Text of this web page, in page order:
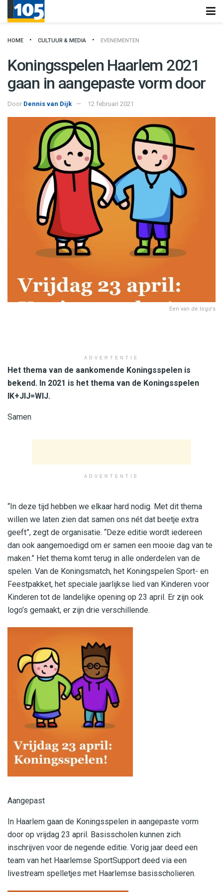
HOME CULTUUR & MEDIA EVENEMENTEN
Koningsspelen Haarlem 2021
gaan in aangepaste vorm door
Door Dennis van Dijk 12 februari 2021
Een van de logo's
ADVERTENTIE
Het thema van de aankomende Koningsspelen is
bekend. In 2021 is het thema van de Koningsspelen
IK+JIJ=WIJ.
Samen
ADVERTENTIE
“In deze tijd hebben we elkaar hard nodig. Met dit thema
willen we laten zien dat samen ons nét dat beetje extra
geeft”, zegt de organisatie. “Deze editie wordt iedereen
dan ook aangemoedigd om er samen een mooie dag van te
maken.” Het thema komt terug in alle onderdelen van de
spelen. Van de Koningsmatch, het Koningspelen Sport- en
Feestpakket, het speciale jaarlijkse lied van Kinderen voor
Kinderen tot de landelijke opening op 23 april. Er zijn ook
logo’s gemaakt, er zijn drie verschillende.
Aangepast
In Haarlem gaan de Koningsspelen in aangepaste vorm
door op vrijdag 23 april. Basisscholen kunnen zich
inschrijven voor de negende editie. Vorig jaar deed een
team van het Haarlemse SportSupport deed via een
livestream spelletjes met Haarlemse basisscholieren.